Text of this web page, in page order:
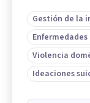
Gestión de la
Violencia
Ideaciones